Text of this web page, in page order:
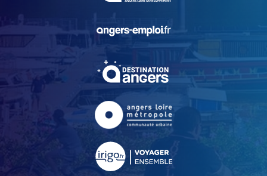
, Ouvre une nouvelle
, Ouvre une nouvelle